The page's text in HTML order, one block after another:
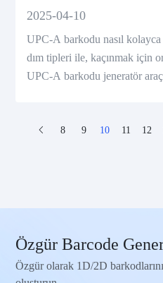
2025-04-10
UPC-A barkodu nasıl kolayca
dım tipleri ile, kaçınmak için
UPC-A barkodu jeneratör
8 9 10 11 12
Özgür Barcode
Özgür olarak 1D/2D